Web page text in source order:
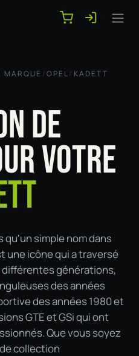
MARQUE /OPEL/ KADETT
DE
VOTRE
qu'un simple nom dans
une icône qui a traversé
générations,
des années
des années 1980 et
GTE et GSi qui ont
Que vous soyez
collection